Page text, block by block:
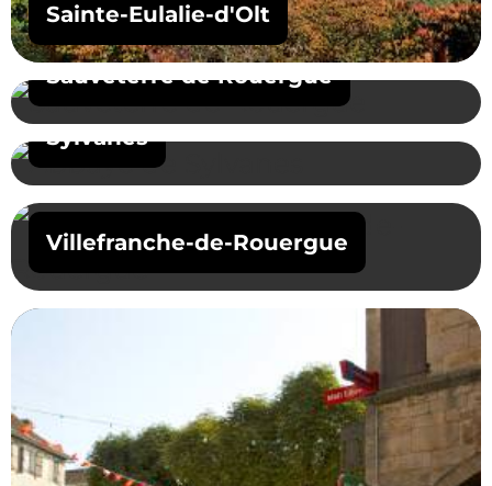
Sainte-Eulalie-d'Olt
Sauveterre de Rouergue
Sylvanes
Villefranche-de-Rouergue